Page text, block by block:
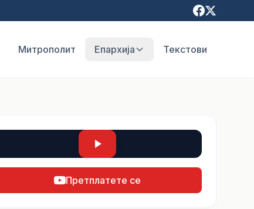
Митрополит Епархија Текстови
Претплатете се